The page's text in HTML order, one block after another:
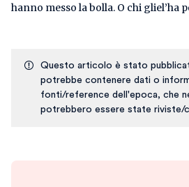
hanno messo la bolla. O chi gliel’ha
Questo articolo è stato
potrebbe contenere dati o
fonti/reference dell'epoca, che
potrebbero essere state riviste/